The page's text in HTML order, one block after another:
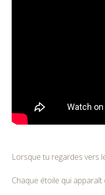
Lorsque tu regardes vers
Chaque étoile qui apparaît